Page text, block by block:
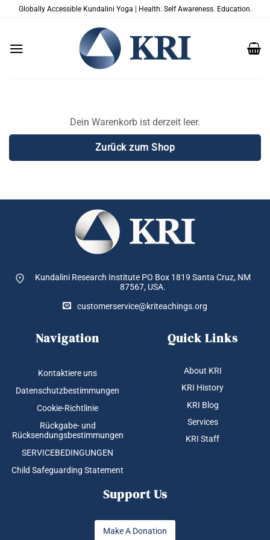
ZumGlobally Accessible Kundalini Yoga | Health. Self Awareness. Education.
Dein Warenkorb ist derzeit leer.
Zurück zum Shop
Kundalini Research Institute PO Box 1819 Santa Cruz, NM
87567, USA.
customerservice@kriteachings.org
Navigation
Kontaktiere uns
Datenschutzbestimmungen
Cookie-Richtlinie
Rückgabe- und
Rücksendungsbestimmungen
SERVICEBEDINGUNGEN
Child Safeguarding Statement
Quick Links
About KRI
KRI History
KRI Blog
Services
KRI Staff
Support Us
Make A Donation